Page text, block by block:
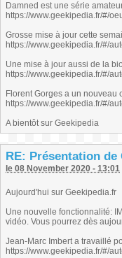
Damned est une série
https://www.geekipedia.fr/#/
Grosse mise à jour cette
https://www.geekipedia.fr/#/
Une mise à jour aussi de la
https://www.geekipedia.fr/#/
Florent Gorges a un nouveau
https://www.geekipedia.fr/#/
A bientôt sur Geekipedia
RE: Présentation de
le 08 November 2020 - 13:01
Aujourd'hui sur Geekipedia.fr
Une nouvelle fonctionnalité:
vidéo. Vous pourrez dès
Jean-Marc Imbert a travaillé
https://www.geekipedia.fr/#/